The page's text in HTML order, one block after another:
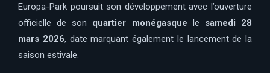
Europa-Park poursuit son développement avec l’ouverture
officielle de son quartier monégasque le samedi 28
mars 2026, date marquant également le lancement de la
saison estivale.